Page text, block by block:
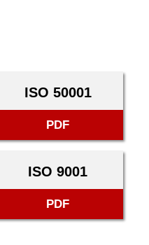
ISO 50001
PDF
ISO 9001
PDF